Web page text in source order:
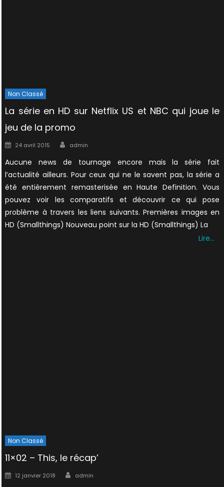
Non Classé
La série en HD sur Netflix US et NBC qui joue le
jeu de la promo
Posted
24 avril 2015 Author
admin
Aucune news de tournage encore mais la série fait
l’actualité ailleurs. Pour ceux qui ne le savent pas, la série a
été entièrement remasterisée en Haute Definition. Vous
pouvez voir les comparatifs et découvrir ce qui pose
problème à travers les liens suivants. Premières images en
HD (Smallthings) Nouveau point sur la HD (Smallthings) La
Lire…
Non Classé
11×02 – This, le récap’
Posted
12 janvier 2018 Author
admin